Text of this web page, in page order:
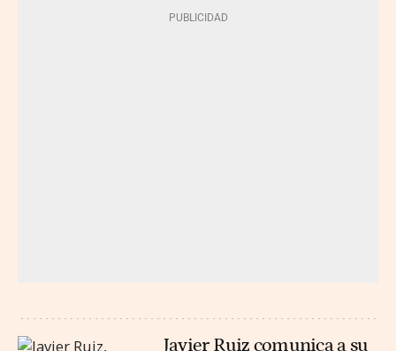
Javier Ruiz comunica a su